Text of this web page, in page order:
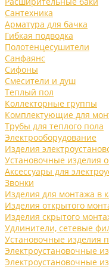
Сантехника
Арматура для бачка
Гибкая подводка
Полотенцесушители
Санфаянс
Сифоны
Смесители и душ
Теплый пол
Коллекторные группы
Комплектующие для
Трубы для теплого пола
Электрооборудование
Изделия
Установочные изделия
Аксессуары для
Звонки
Изделия для монтажа в
Изделия открытого
Изделия скрытого
Удлинители, сетевые
Установочные изделия
Электроустановочные
Электроустановочные